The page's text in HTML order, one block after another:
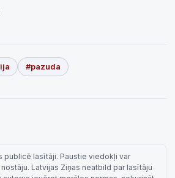
#pazuda
publicē lasītāji. Paustie viedokļi var
Latvijas Ziņas neatbild par lasītāju